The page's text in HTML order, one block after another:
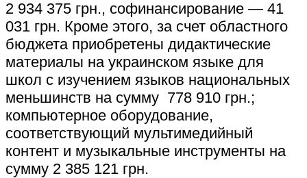
2 934 375 грн., софинансирование — 41
031 грн. Кроме этого, за счет областного
бюджета приобретены дидактические
материалы на украинском языке для
школ с изучением языков национальных
меньшинств на сумму 778 910 грн.;
компьютерное оборудование,
соответствующий мультимедийный
контент и музыкальные инструменты на
сумму 2 385 121 грн.